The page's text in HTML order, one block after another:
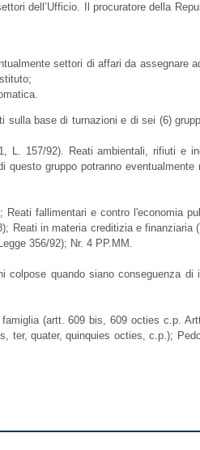
dell’Ufficio. Il procuratore della
settori di affari da assegnare
sulla base di turnazioni e di sei (6)
L. 157/92). Reati ambientali, rifiuti e
gruppo potranno eventualmente
fallimentari e contro l'economia
Reati in materia creditizia e finanziaria
356/92); Nr. 4 PP.MM.
quando siano conseguenza di
(artt. 609 bis, 609 octies c.p.
ter, quater, quinquies octies, c.p.);